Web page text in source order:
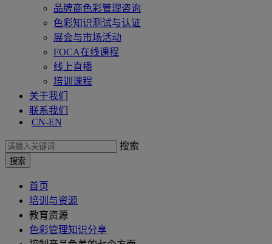
品牌商色彩管理咨询
色彩知识测试与认证
展会与市场活动
FOCA在线课程
线上直播
培训课程
关于我们
联系我们
CN-EN
搜索
首页
培训与资源
教育资源
色彩管理知识分享